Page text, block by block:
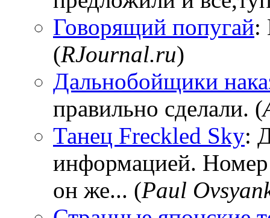
Говорящий попугай:
(RJournal.ru)
Дальнобойщики
правильно сделали. (
Танец Freckled Sky:
информацией.
он же... (Paul